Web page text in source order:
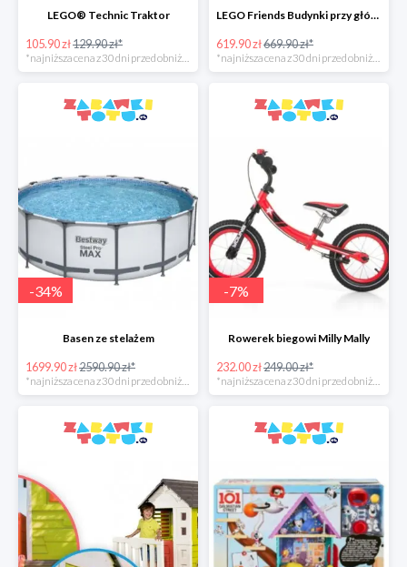
LEGO® Technic Traktor
105.90 zł129.90 zł*
*najniższa cena z 30 dni przed obniżką
LEGO Friends Budynki przy głównej ulicy
619.90 zł669.90 zł*
*najniższa cena z 30 dni przed obniżką
-34%
Basen ze stelażem
1699.90 zł2590.90 zł*
-7%
Rowerek biegowi Milly Mally
232.00 zł249.00 zł*